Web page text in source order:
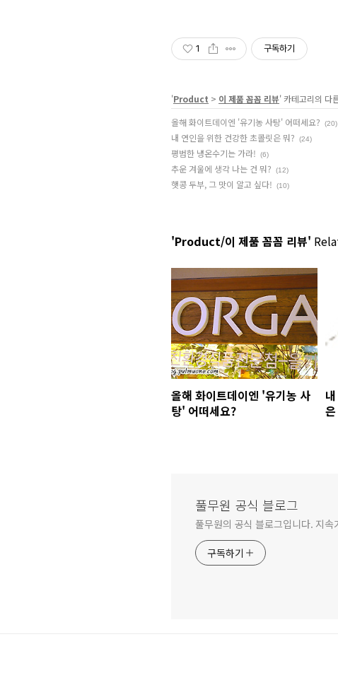
1 구독하기
'Product > 이 제품 꼼꼼 리뷰' 카테고리의 다
올해 화이트데이엔 '유기농 사탕' 어떠세요?
(20)
내 연인을 위한 건강한 초콜릿은 뭐? (24)
평범한 냉온수기는 가라! (6)
추운 겨울에 생각 나는 건 뭐? (12)
햇콩 두부, 그 맛이 알고 싶다! (10)
'Product/이 제품 꼼꼼 리뷰'
올해 화이트데이엔 '유기농 사
탕' 어떠세요?
풀무원 공식 블로그
풀무원의 공식 블로그입니다. 지
구독하기